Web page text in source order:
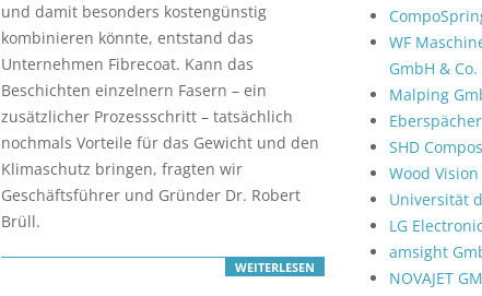
und damit besonders kostengünstig
kombinieren könnte, entstand das
Unternehmen Fibrecoat. Kann das
Beschichten einzelnern Fasern – ein
zusätzlicher Prozessschritt – tatsächlich
nochmals Vorteile für das Gewicht und den
Klimaschutz bringen, fragten wir
Geschäftsführer und Gründer Dr. Robert
Brüll.
WEITERLESEN
WF
GmbH & Co.
Malping
SHD
Wood
Universität
LG
amsight
NOVAJET